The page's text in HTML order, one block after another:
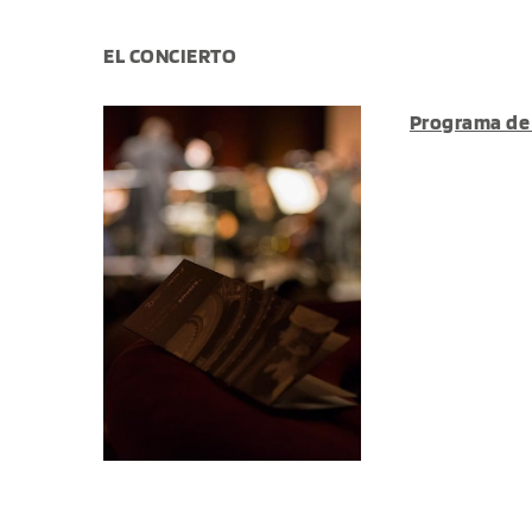
EL CONCIERTO
Programa